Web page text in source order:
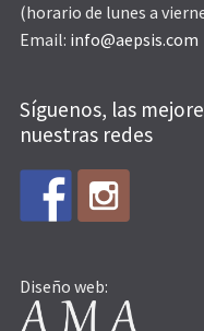
(horario de lunes a
Email: info@aepsis.com
Síguenos, las
nuestras redes
Diseño web: